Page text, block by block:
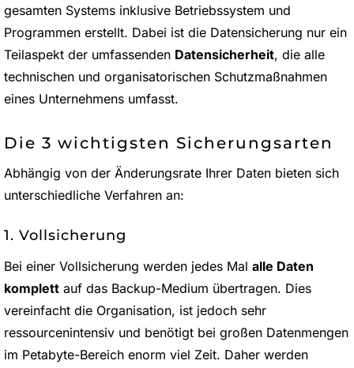
gesamten Systems inklusive Betriebssystem und
Programmen erstellt. Dabei ist die Datensicherung nur ein
Teilaspekt der umfassenden Datensicherheit, die alle
technischen und organisatorischen Schutzmaßnahmen
eines Unternehmens umfasst.
Die 3 wichtigsten Sicherungsarten
Abhängig von der Änderungsrate Ihrer Daten bieten sich
unterschiedliche Verfahren an:
1. Vollsicherung
Bei einer Vollsicherung werden jedes Mal alle Daten
komplett auf das Backup-Medium übertragen. Dies
vereinfacht die Organisation, ist jedoch sehr
ressourcenintensiv und benötigt bei großen Datenmengen
im Petabyte-Bereich enorm viel Zeit. Daher werden